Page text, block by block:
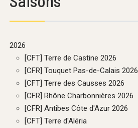
2026
[CFT] Terre de Castine 2026
[CFR] Touquet Pas-de-Calais 2026
[CFT] Terre des Causses 2026
[CFR] Rhône Charbonnières 2026
[CFR] Antibes Côte d'Azur 2026
[CFT] Terre d'Aléria